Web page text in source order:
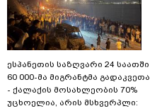
ესპანეთის საზღვარი 24 საათში
60 000-მა მიგრანტმა გადაკვეთა
- ქალაქის მოსახლეობის 70%
უცხოელია, არის მსხვერპლი: